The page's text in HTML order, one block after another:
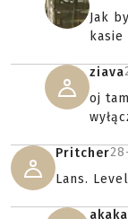
Jak
ziava
oj
Pritcher
Lans.